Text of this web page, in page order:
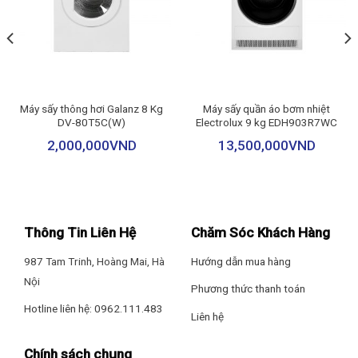
Không
Ngôn ngữ hiển thị:
Kích thước sản phẩm: 680 x 688 x 1100 mm
sở may và gia đình có nhu cầu sấy lượng lớn quần áo.
Máy sấy thông hơi Galanz 8 Kg
DV-80T5C(W)
2,000,000VND
Máy sấy quần áo bơm nhiệt
Electrolux 9 kg EDH903R7WC
13,500,000VND
Thông Tin Liên Hệ
987 Tam Trinh, Hoàng Mai, Hà
Nội
Hotline liên hệ: 0962.111.483
Chăm Sóc Khách Hàng
Hướng dẫn mua hàng
Phương thức thanh toán
Liên hệ
Chính sách chung